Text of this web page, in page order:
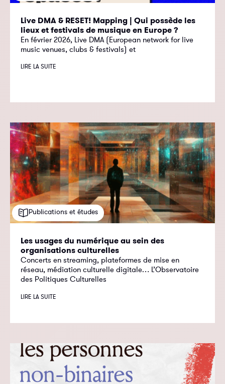
Live DMA & RESET! Mapping | Qui possède les
lieux et festivals de musique en Europe ?
En février 2026, Live DMA (European network for live
music venues, clubs & festivals) et
LIRE LA SUITE
Publications et études
Les usages du numérique au sein des
organisations culturelles
Concerts en streaming, plateformes de mise en
réseau, médiation culturelle digitale… L’Observatoire
des Politiques Culturelles
LIRE LA SUITE